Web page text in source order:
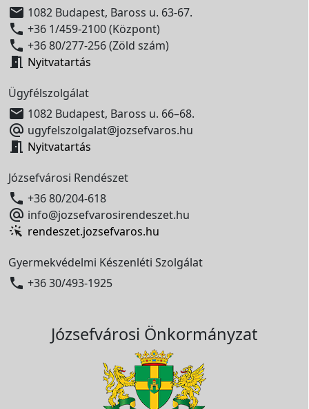
 1082 Budapest, Baross u. 63-67.
 +36 1/459-2100 (Központ)
 +36 80/277-256 (Zöld szám)
 Nyitvatartás
Ügyfélszolgálat
 1082 Budapest, Baross u. 66–68.
 ugyfelszolgalat@jozsefvaros.hu
 Nyitvatartás
Józsefvárosi Rendészet
 +36 80/204-618
 info@jozsefvarosirendeszet.hu
rendeszet.jozsefvaros.hu
Gyermekvédelmi Készenléti Szolgálat
 +36 30/493-1925
Józsefvárosi Önkormányzat